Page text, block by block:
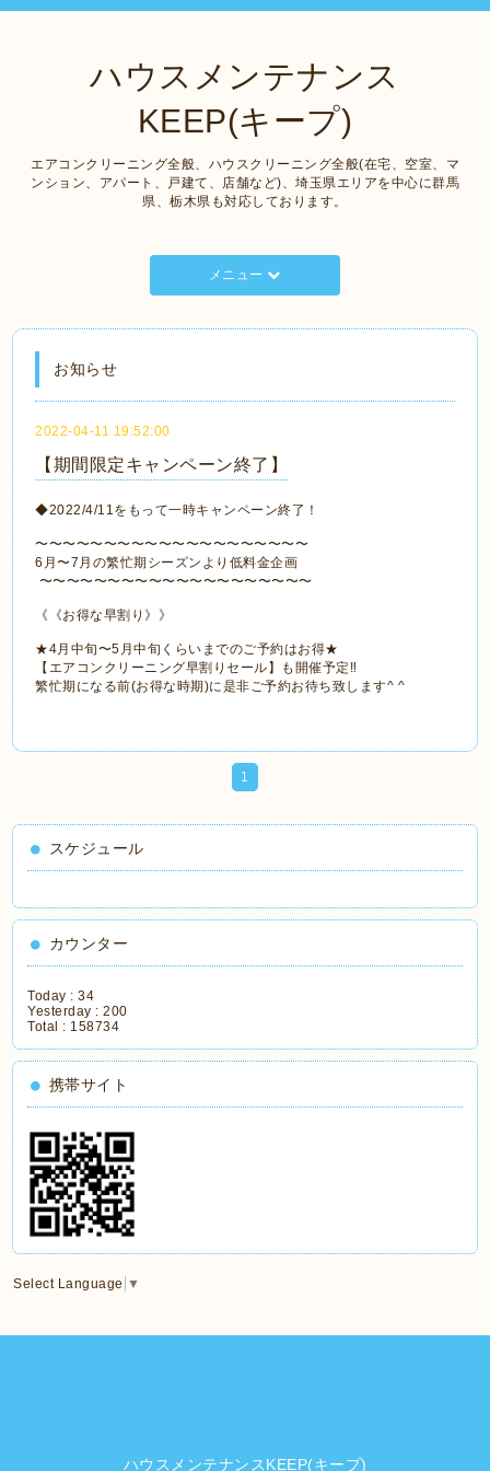
ハウスメンテナンス
KEEP(キープ)
エアコンクリーニング全般、ハウスクリーニング全般(在宅、空室、マ
ンション、アパート、戸建て、店舗など)、埼玉県エリアを中心に群馬
県、栃木県も対応しております。
メニュー
お知らせ
2022-04-11 19:52:00
【期間限定キャンペーン終了】
◆2022/4/11をもって一時キャンペーン終了！
〜〜〜〜〜〜〜〜〜〜〜〜〜〜〜〜〜〜〜〜
6月〜7月の繁忙期シーズンより低料金企画
〜〜〜〜〜〜〜〜〜〜〜〜〜〜〜〜〜〜〜〜
《《お得な早割り》》
★4月中旬〜5月中旬くらいまでのご予約はお得★
【エアコンクリーニング早割りセール】も開催予定‼️
繁忙期になる前(お得な時期)に是非ご予約お待ち致します^ ^
1
スケジュール
カウンター
Today :34
Yesterday :200
Total : 158734
携帯サイト
Select Language ▼
ハウスメンテナンスKEEP(キープ)